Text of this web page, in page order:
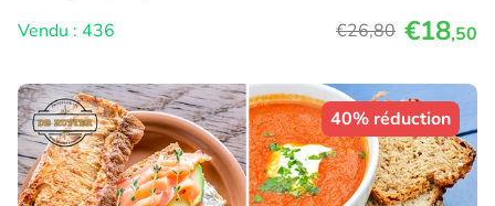
Vendu : 436
€26,80 €18,50
40% réduction